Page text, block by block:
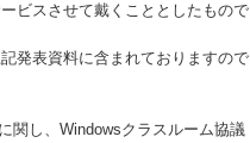
ビスさせて戴くこととしたもので
発表資料に含まれておりますので
関し、Windowsクラスルーム協議